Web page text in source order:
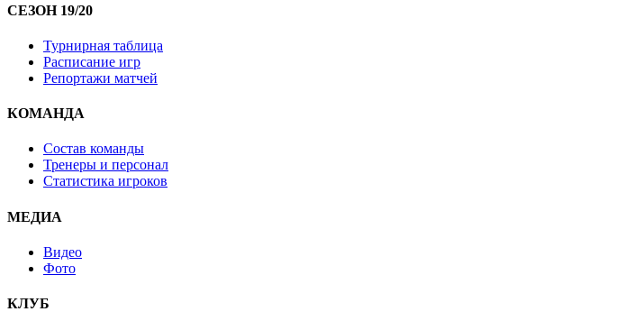
СЕЗОН 19/20
Турнирная таблица
Расписание игр
Репортажи матчей
КОМАНДА
Состав команды
Тренеры и персонал
Статистика игроков
МЕДИА
Видео
Фото
КЛУБ